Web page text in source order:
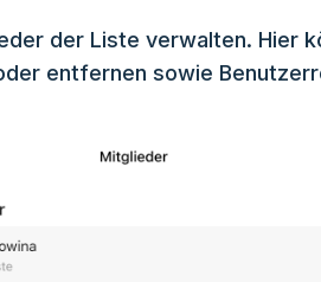
der Liste verwalten. Hier
entfernen sowie